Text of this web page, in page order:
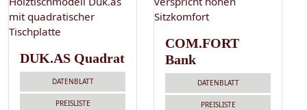
DUK.AS Quadrat
DATENBLATT
PREISLISTE
COM.FORT
Bank
DATENBLATT
PREISLISTE